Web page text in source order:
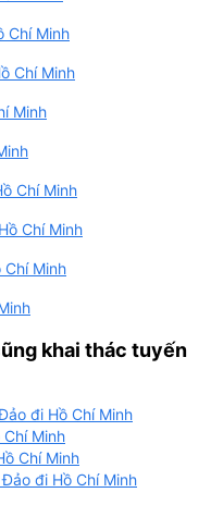
Chí Minh
Chí Minh
Minh
Chí Minh
Chí Minh
Minh
khai thác tuyến
đi Hồ Chí Minh
Minh
Chí Minh
đi Hồ Chí Minh